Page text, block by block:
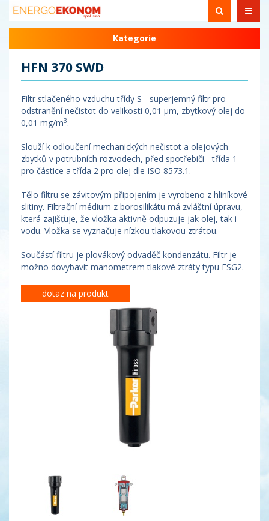
Kategorie
HFN 370 SWD
Filtr stlačeného vzduchu třídy S - superjemný filtr pro
odstranění nečistot do velikosti 0,01 µm, zbytkový olej do
0,01 mg/m3.
Slouží k odloučení mechanických nečistot a olejových
zbytků v potrubních rozvodech, před spotřebiči - třída 1
pro částice a třída 2 pro olej dle ISO 8573.1.
Tělo filtru se závitovým připojením je vyrobeno z hliníkové
slitiny. Filtrační médium z borosilikátu má zvláštní úpravu,
která zajišťuje, že vložka aktivně odpuzuje jak olej, tak i
vodu. Vložka se vyznačuje nízkou tlakovou ztrátou.
Součástí filtru je plovákový odvaděč kondenzátu. Filtr je
možno dovybavit manometrem tlakové ztráty typu ESG2.
dotaz na produkt